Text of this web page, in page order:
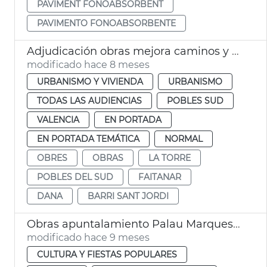
PAVIMENT FONOABSORBENT
PAVIMENTO FONOABSORBENTE
Adjudicación obras mejora caminos y calles afectadas dana la Torre
modificado hace 8 meses
URBANISMO Y VIVIENDA
URBANISMO
TODAS LAS AUDIENCIAS
POBLES SUD
VALENCIA
EN PORTADA
EN PORTADA TEMÁTICA
NORMAL
OBRES
OBRAS
LA TORRE
POBLES DEL SUD
FAITANAR
DANA
BARRI SANT JORDI
Obras apuntalamiento Palau Marquesos Montortal
modificado hace 9 meses
CULTURA Y FIESTAS POPULARES